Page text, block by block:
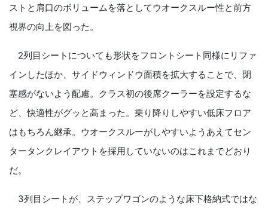
ストと肩口のボリュームを落としてウオークスルー性と前方
視界の向上を図った。
2列目シートについても形状をフロントシート同様にリファ
インしたほか、サイドウィンドウ面積を拡大することで、閉
塞感がないよう配慮。クラス初の後席クーラーを設定するな
ど、快適性がグッと高まった。乗り降りしやすい低床フロア
はもちろん継承。ウオークスルーがしやすいようあえてセン
タータンクレイアウトを採用していないのはこれまでどおり
だ。
3列目シートが、ステップワゴンのような床下格納式ではな